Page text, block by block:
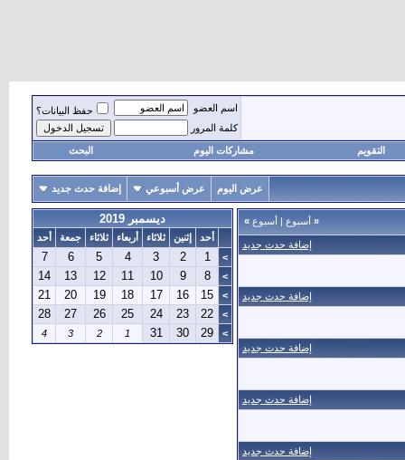
اسم العضو
حفظ البيانات؟
كلمة المرور
التقويم مشاركات اليوم البحث
عرض اليوم عرض أسبوعي إضافة حدث جديد
« أسبوع | أسبوع »
إضافة حدث جديد
إضافة حدث جديد
إضافة حدث جديد
إضافة حدث جديد
إضافة حدث جديد
ديسمبر 2019
أحد إثنين ثلاثاء أربعاء ثلاثاء جمعة
أحد
>
1
2
3
4
5
6
7
>
8
9
10
11
12
13
14
>
15
16
17
18
19
20
21
>
22
23
24
25
26
27
28
>
29
30
31
1
2
3
4